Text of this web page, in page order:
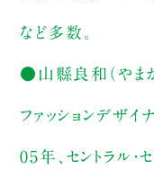
など多数。
●山縣良和（やまが
ファッションデザ
05年、セントラル・